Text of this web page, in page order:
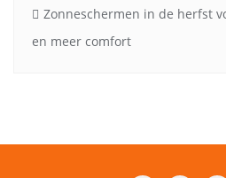
Zonneschermen in de herfst
en meer comfort